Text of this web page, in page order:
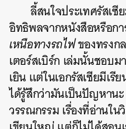
ลี้สนใจประเทศรัสเ
อิทธิพลจากหนังสือหรือก
เหนือทางรถไฟของทรงก
เตอร์สเบิร์ก เล่มนั้นชอบ
เยิน แต่ในเอกรัสเซียมีเรี
ได้รู้สึกว่ามันเป็นปัญหาน
วรรณกรรม เรื่องที่อ่านใ